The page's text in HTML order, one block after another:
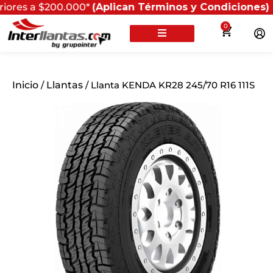
$200.000*(Aplican Términos y Condiciones) -
0
Inicio / Llantas / Llanta KENDA KR28 245/70 R16 111S